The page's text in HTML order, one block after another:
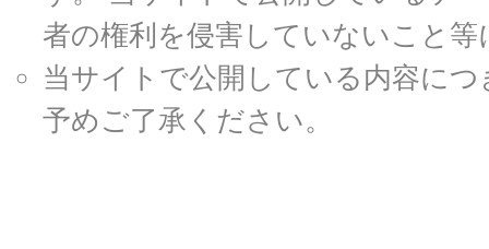
者の権利を侵害していないこと
当サイトで公開している内容に
予めご了承ください。